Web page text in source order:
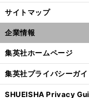
サイトマップ
企業情報
集英社ホームページ
集英社プライバシーガ
SHUEISHA Privacy